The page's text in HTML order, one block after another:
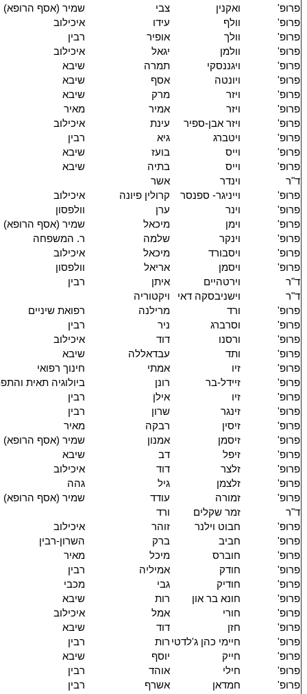
פרופ'
ואקנין צבי
שמיר (אסף הרופא)
פרופ'
וולף עידו
איכילוב
פרופ'
וולך אופיר
רבין
פרופ'
וולמן יגאל
איכילוב
פרופ'
ויגננסקי תמרה
שיבא
פרופ'
ויונטה אסף
שיבא
פרופ'
ויזר מרק
שיבא
פרופ'
ויזר אמיר
מאיר
פרופ'
ויזר אבן-ספיר עינת
איכילוב
פרופ'
ויטברג גיא
רבין
פרופ'
וייס בועז
שיבא
פרופ'
וייס בתיה
שיבא
ד"ר
וינדר
אשר
פרופ'
וייניגר- ספנסר קרולין פיונה
איכילוב
פרופ'
וינר ערן
וולפסון
פרופ'
וימן מיכאל
שמיר (אסף הרופא)
פרופ'
וינקר שלמה
ר. המשפחה
פרופ'
ויסבורד מיכאל
איכילוב
פרופ'
ויסמן אריאל
וולפסון
ד"ר
וירטהיים איתן
רבין
ד"ר
וישניבסקה דאי
ויקטוריה
פרופ'
ורד מרילנה
רפואת שיניים
פרופ'
וסרברג ניר
רבין
פרופ'
ורסנו דוד
איכילוב
פרופ'
ותד עבדאללה
שיבא
פרופ'
זיו אמתי
חינוך רפואי
פרופ'
זיידל-בר רונן
ביולוגיה תאית
פרופ'
זיו אילן
רבין
פרופ'
זינגר שרון
רבין
פרופ'
זיסין רבקה
מאיר
פרופ'
זיסמן אמנון
שמיר (אסף הרופא)
פרופ'
זיפל דב
שיבא
פרופ'
זלצר דוד
איכילוב
פרופ'
זלצמן גיל
גהה
פרופ'
זמורה עודד
שמיר (אסף הרופא)
ד"ר
זמר שקלים
ורד
פרופ'
חבוט וילנר זוהר
איכילוב
פרופ'
חביב ברק
השרון-רבין
פרופ'
חוברס מיכל
מאיר
פרופ'
חודק אמיליה
רבין
פרופ'
חודיק גבי
מכבי
פרופ'
חונא בר און רות
שיבא
פרופ'
חורי אמל
איכילוב
פרופ'
חזן דוד
שיבא
פרופ'
חיימי כהן ג'לדטי רות
רבין
פרופ'
חייק יוסף
שיבא
פרופ'
חילי אוהד
רבין
פרופ'
חמדאן אשרף
רבין